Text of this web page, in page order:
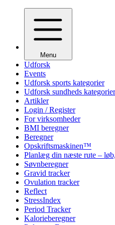
Menu
Udforsk
Events
Udforsk sports kategorier
Udforsk sundheds kategorier
Artikler
Login / Register
For virksomheder
BMI beregner
Beregner
Opskriftsmaskinen™
Planlæg din næste rute –
Søvnberegner
Gravid tracker
Ovulation tracker
Reflect
StressIndex
Period Tracker
Kalorieberegner